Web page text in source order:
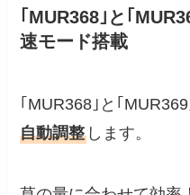
｢MUR368｣と｢
速モード搭載
｢MUR368｣と｢
自動調整 します。